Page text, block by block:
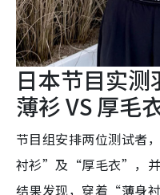
日本节目实测
薄衫 VS 厚毛
节目组安排两位测试者
衬衫”及“厚毛衣”，并
结果发现，穿着“薄身